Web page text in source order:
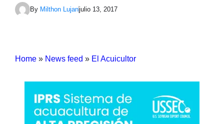
By Milthon Lujanjulio 13, 2017
Home » News feed » El Acuicultor